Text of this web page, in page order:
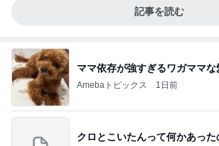
記事を読む
ママ依存が強すぎるワガママな
Amebaトピックス 1日前
クロとこいたんって何かあった